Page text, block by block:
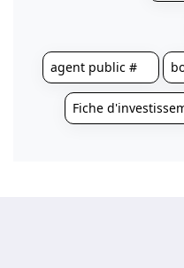
# agent public